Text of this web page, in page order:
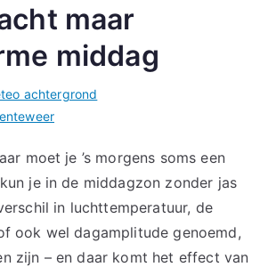
maar
middag
achtergrond
moet je ’s morgens soms een
je in de middagzon zonder jas
in luchttemperatuur, de
ook wel dagamplitude genoemd,
zijn – en daar komt het effect van